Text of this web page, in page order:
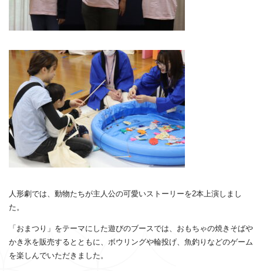
人形劇では、動物たちが主人公の可愛いストーリーを2本上演しまし
た。
「おまつり」をテーマにした遊びのブースでは、おもちゃの焼きそばや
かき氷を販売するとともに、ボウリングや輪投げ、魚釣りなどのゲーム
を楽しんでいただきました。